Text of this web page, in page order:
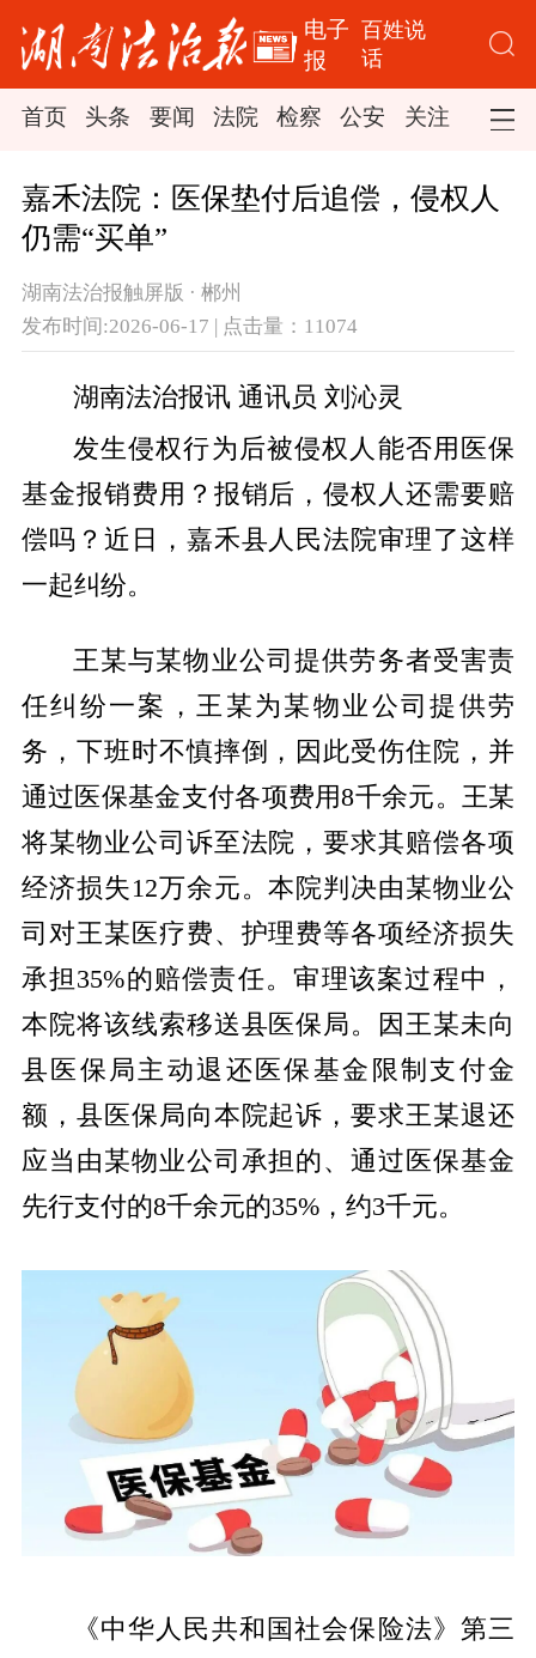
电子
报
百姓说
话
首页 头条 要闻 法院 检察 公安 关注 司法
嘉禾法院：医保垫付后追偿，侵权人
仍需“买单”
湖南法治报触屏版 · 郴州
发布时间:2026-06-17 | 点击量：11074
湖南法治报讯 通讯员 刘沁灵
发生侵权行为后被侵权人能否用医保
基金报销费用？ 报销后，侵权人还需要赔
偿吗？ 近日，嘉禾县人民法院审理了这样
一起纠纷。
王某与某物业公司提供劳务者受害责
任纠纷一案，王某为某物业公司提供劳
务，下班时不慎摔倒，因此受伤住院，并
通过医保基金支付各项费用8千余元。王某
将某物业公司诉至法院，要求其赔偿各项
经济损失12万余元。本院判决由某物业公
司对王某医疗费、护理费等各项经济损失
承担35%的赔偿责任。审理该案过程中，
本院将该线索移送县医保局。因王某未向
县医保局主动退还医保基金限制支付金
额，县医保局向本院起诉，要求王某退还
应当由某物业公司承担的、通过医保基金
先行支付的8千余元的35%，约3千元。
《中华人民共和国社会保险法》第三